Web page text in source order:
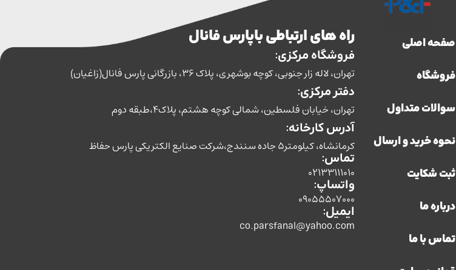
صفحه اصلی
فروشگاه
سوالات متداول
نحوه خرید و ارسال
ثبت شکایت
درباره ما
تماس با ما
راه های ارتباطی با پارس فانال
فروشگاه مرکزی:
تهران، لاله زار جنوبی، کوچه بوشهری، پلاک 36، بازرگانی پارس فانال(زاغیان)
دفتر مرکزی:
تهران، خیابان فلسطین، شمالی کوچه هشتم، پلاک4،طبقه دوم
آدرس کارخانه:
کرمانشاه، کیلومتر5 جاده سنندج،شرکت صنایع الکتریکی پارس حفاظ
تماس:
02133111010
واتساپ:
09055507000
ایمیل:
co.parsfanal@yahoo.com